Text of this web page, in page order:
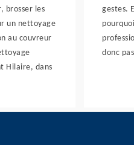
brosser les
un nettoyage
au couvreur
Hilaire, dans
gestes.
donc